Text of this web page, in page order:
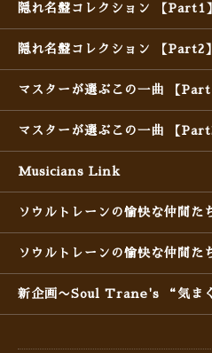
隠れ名盤コレクション 【Part1】
隠れ名盤コレクション 【Part2】
マスターが選ぶこの一曲 【
マスターが選ぶこの一曲 【
Musicians Link
ソウルトレーンの愉快な仲間た
ソウルトレーンの愉快な仲間た
新企画〜Soul Trane's “気ま